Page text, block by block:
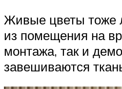
Живые цветы тоже
из помещения на
монтажа, так и
завешиваются